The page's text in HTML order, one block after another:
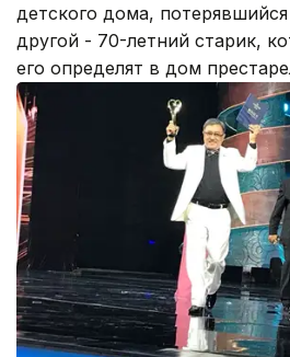
детского дома,
другой - 70-летний старик,
его определят в дом